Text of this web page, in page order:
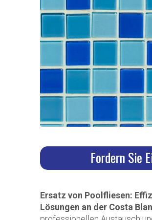
Fordern Sie
Ersatz von Poolfliesen:
Lösungen an der Costa